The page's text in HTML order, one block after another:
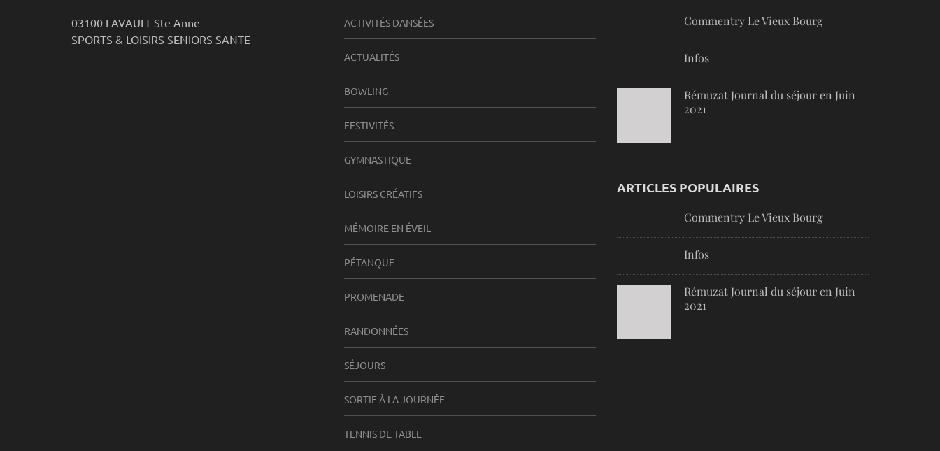
03100 LAVAULT Ste Anne
SPORTS & LOISIRS SENIORS SANTE
ACTIVITÉS DANSÉES
ACTUALITÉS
BOWLING
FESTIVITÉS
GYMNASTIQUE
LOISIRS CRÉATIFS
MÉMOIRE EN ÉVEIL
PÉTANQUE
PROMENADE
RANDONNÉES
SÉJOURS
SORTIE À LA JOURNÉE
TENNIS DE TABLE
Commentry Le Vieux Bourg
Infos
Rémuzat Journal du séjour en Juin
2021
ARTICLES POPULAIRES
Commentry Le Vieux Bourg
Infos
Rémuzat Journal du séjour en Juin
2021